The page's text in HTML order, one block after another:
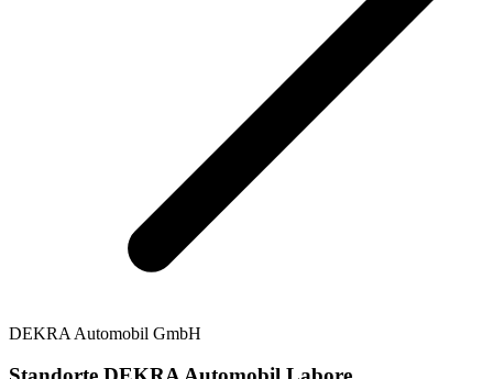
DEKRA Automobil GmbH